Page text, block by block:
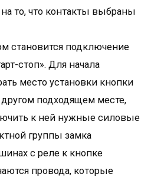
то, что контакты выбраны
становится подключение
стоп». Для начала
место установки кнопки
подходящем месте,
к ней нужные силовые
группы замка
с реле к кнопке
провода, которые